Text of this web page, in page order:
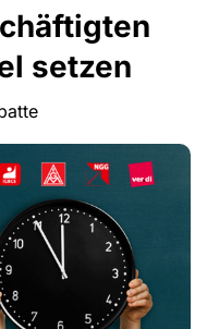
setzen